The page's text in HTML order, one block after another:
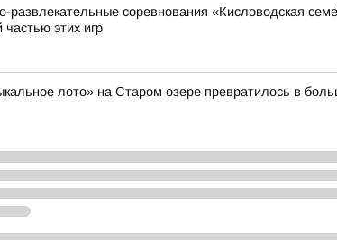
развлекательные соревнования «Кисловодская
этих игр
лото» на Старом озере превратилось в